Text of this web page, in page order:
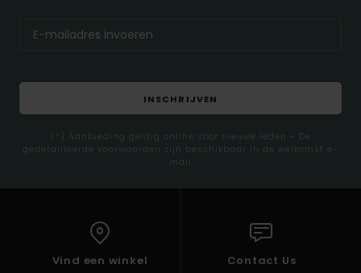
INSCHRIJVEN
(*) Aanbieding geldig online voor nieuwe leden - De
gedetailleerde voorwaarden zijn beschikbaar in de welkomst e-
mail
Vind een winkel Contact Us